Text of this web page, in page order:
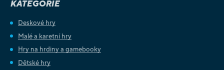
KATEGORIE
Deskové hry
Malé a karetní hry
Hry na hrdiny a gamebooky
Dětské hry